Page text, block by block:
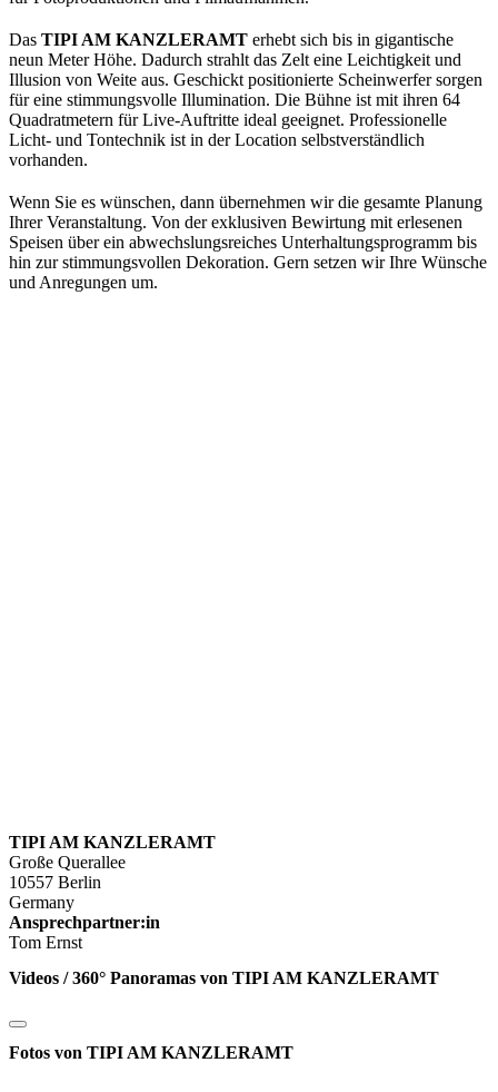
Das TIPI AM KANZLERAMT erhebt sich bis in gigantische
neun Meter Höhe. Dadurch strahlt das Zelt eine Leichtigkeit und
Illusion von Weite aus. Geschickt positionierte Scheinwerfer sorgen
für eine stimmungsvolle Illumination. Die Bühne ist mit ihren 64
Quadratmetern für Live-Auftritte ideal geeignet. Professionelle
Licht- und Tontechnik ist in der Location selbstverständlich
vorhanden.
Wenn Sie es wünschen, dann übernehmen wir die gesamte Planung
Ihrer Veranstaltung. Von der exklusiven Bewirtung mit erlesenen
Speisen über ein abwechslungsreiches Unterhaltungsprogramm bis
hin zur stimmungsvollen Dekoration. Gern setzen wir Ihre Wünsche
und Anregungen um.
TIPI AM KANZLERAMT
Große Querallee
10557 Berlin
Germany
Ansprechpartner:in
Tom Ernst
Videos / 360° Panoramas von TIPI AM KANZLERAMT
Fotos von TIPI AM KANZLERAMT